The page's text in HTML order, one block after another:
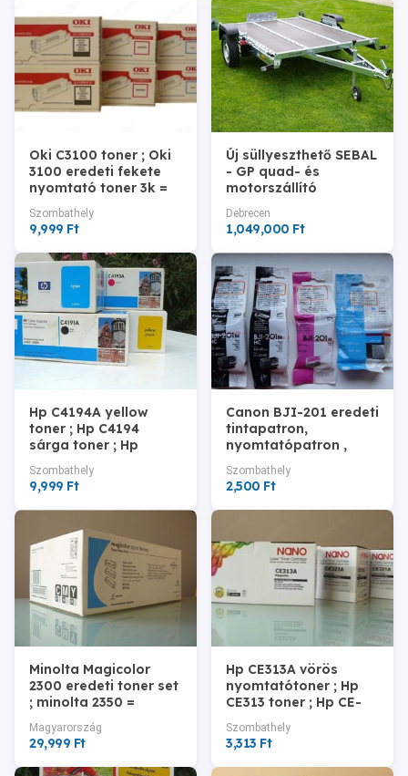
Oki C3100 toner ; Oki
3100 eredeti fekete
nyomtató toner 3k =
9.995-Ft
Szombathely
9,999 Ft
Új süllyeszthető SEBAL
- GP quad- és
motorszállító
utánfutó
Debrecen
1,049,000 Ft
Hp C4194A yellow
toner ; Hp C4194
sárga toner ; Hp
4194A ; Hp 4194
nyomtató toner 9999-
Ft
Szombathely
9,999 Ft
Canon BJI-201 eredeti
tintapatron,
nyomtatópatron ,
canon BJI201
nyomtatópatron =
2.500-Ft
Szombathely
2,500 Ft
Minolta Magicolor
2300 eredeti toner set
; minolta 2350 =
29.999.-Ft
Magyarország
29,999 Ft
Hp CE313A vörös
nyomtatótoner ; Hp
CE313 toner ; Hp CE-
313 magenta = 3313.-
Ft
Szombathely
3,313 Ft